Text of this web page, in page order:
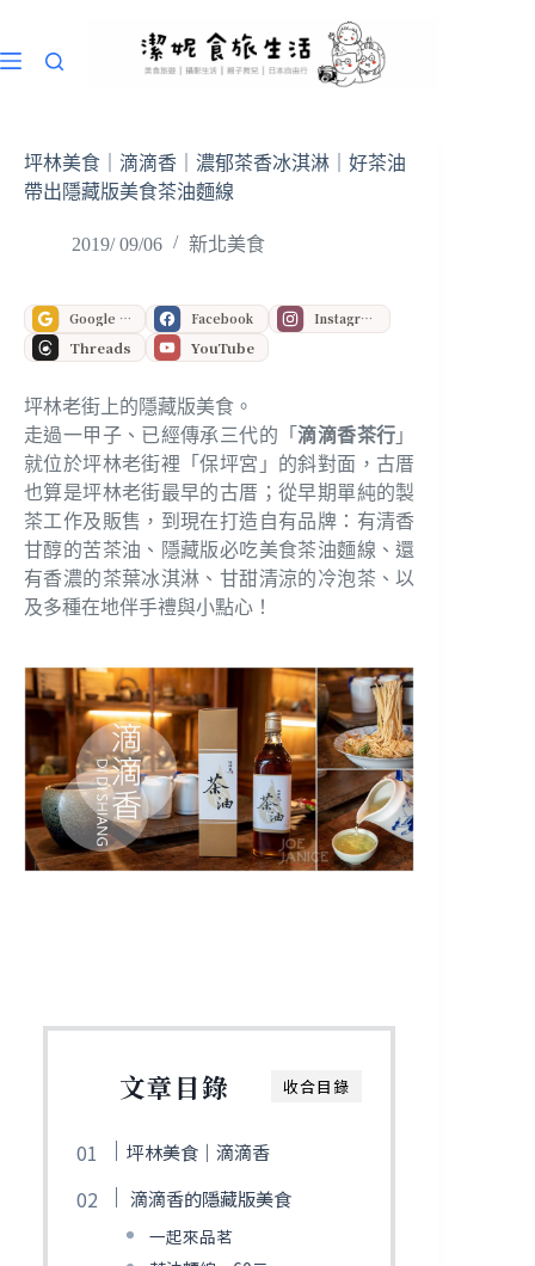
主
坪林美食｜滴滴香｜濃郁茶香冰淇淋｜好茶油
帶出隱藏版美食茶油麵線
2019/ 09/06 新北美食
Google 偏好來源 Facebook Instagram
Threads YouTube
坪林老街上的隱藏版美食。
走過一甲子、已經傳承三代的「滴滴香茶行 」
就位於坪林老街裡「保坪宮」的斜對面，古厝
也算是坪林老街最早的古厝；從早期單純的製
茶工作及販售，到現在打造自有品牌：有清香
甘醇的苦茶油、隱藏版必吃美食茶油麵線、還
有香濃的茶葉冰淇淋、甘甜清涼的冷泡茶、以
及多種在地伴手禮與小點心！
收合目錄
文章目錄
坪林美食｜滴滴香
滴滴香的隱藏版美食
一起來品茗